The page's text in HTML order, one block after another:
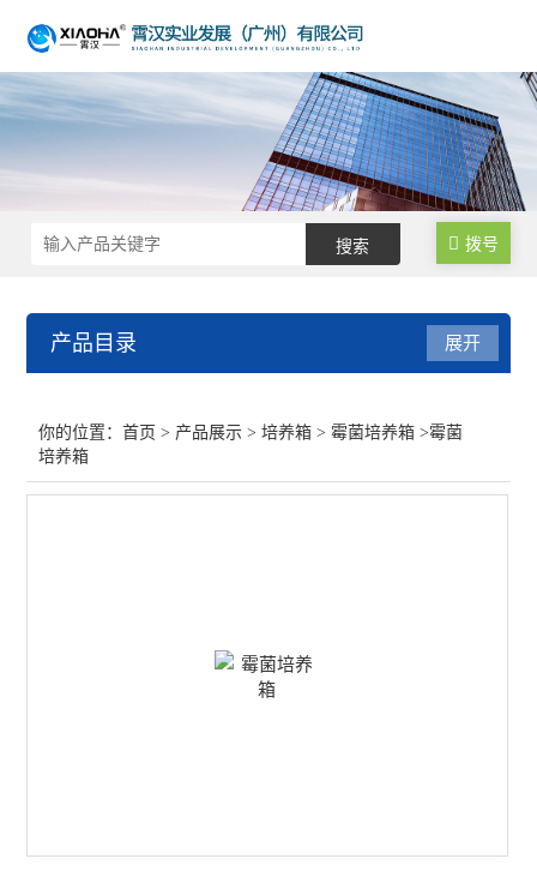
拨号
产品目录
生化培养箱
展开
你的位置：首页 > 产品展示 >培养箱 >霉菌培养箱 >霉菌
培养箱